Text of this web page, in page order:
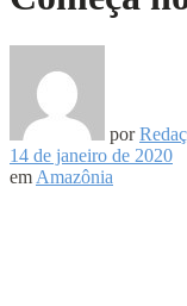
por
14 de janeiro de 2020
em Amazônia